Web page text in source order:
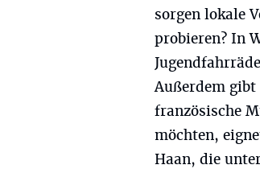
sorgen lokale
probieren? In
Außerdem gibt
französische
möchten,
Haan, die